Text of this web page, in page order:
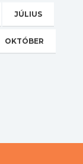
JÚLIUS
OKTÓBER